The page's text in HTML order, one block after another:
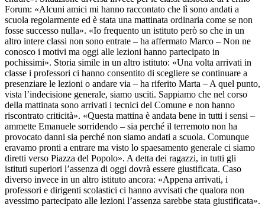
Forum: «Alcuni amici mi hanno raccontato che lì sono andati a
scuola regolarmente ed è stata una mattinata ordinaria come se non
fosse successo nulla». «Io frequento un istituto però so che in un
altro intere classi non sono entrate – ha affermato Marco – Non ne
conosco i motivi ma oggi alle lezioni hanno partecipato in
pochissimi». Storia simile in un altro istituto: «Una volta arrivati in
classe i professori ci hanno consentito di scegliere se continuare a
presenziare le lezioni o andare via – ha riferito Marta – A quel punto,
vista l’indecisione generale, siamo usciti. Sappiamo che nel corso
della mattinata sono arrivati i tecnici del Comune e non hanno
riscontrato criticità». «Questa mattina è andata bene in tutti i sensi –
ammette Emanuele sorridendo – sia perché il terremoto non ha
provocato danni sia perché non siamo andati a scuola. Comunque
eravamo pronti a entrare ma visto lo spaesamento generale ci siamo
diretti verso Piazza del Popolo». A detta dei ragazzi, in tutti gli
istituti superiori l’assenza di oggi dovrà essere giustificata. Caso
diverso invece in un altro istituto ancora: «Appena arrivati, i
professori e dirigenti scolastici ci hanno avvisati che qualora non
avessimo partecipato alle lezioni l’assenza sarebbe stata giustificata».